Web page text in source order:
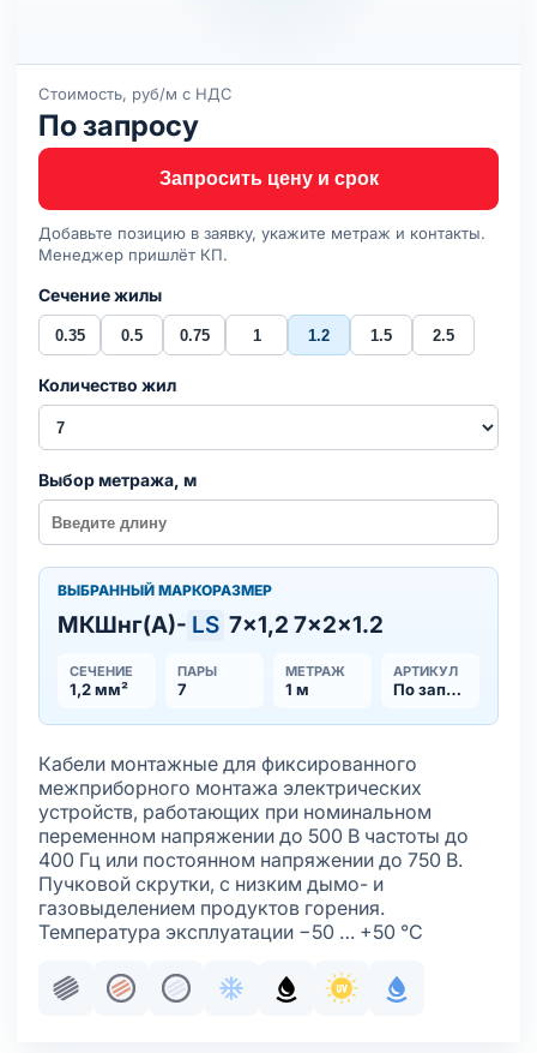
Стоимость, руб/м с НДС
По запросу
Запросить цену и срок
Добавьте позицию в заявку, укажите метраж и контакты.
Менеджер пришлёт КП.
Сечение жилы
0.35 0.5 0.75 1 1.2 1.5 2.5
Количество жил
Выбор метража, м
ВЫБРАННЫЙ МАРКОРАЗМЕР
МКШнг(А)- LS 7×1,2 7×2×1.2
СЕЧЕНИЕ
1,2 мм²
ПАРЫ
7
МЕТРАЖ
1 м
АРТИКУЛ
По запросу
Кабели монтажные для фиксированного
межприборного монтажа электрических
устройств, работающих при номинальном
переменном напряжении до 500 В частоты до
400 Гц или постоянном напряжении до 750 В.
Пучковой скрутки, с низким дымо- и
газовыделением продуктов горения.
Температура эксплуатации −50 … +50 °С
Пучковая скрутка
Жила медная многопроволочная
Жила медная многопроволочная
Хладостойкое исполнение
Маслобензостойкое
Стойкость к
С